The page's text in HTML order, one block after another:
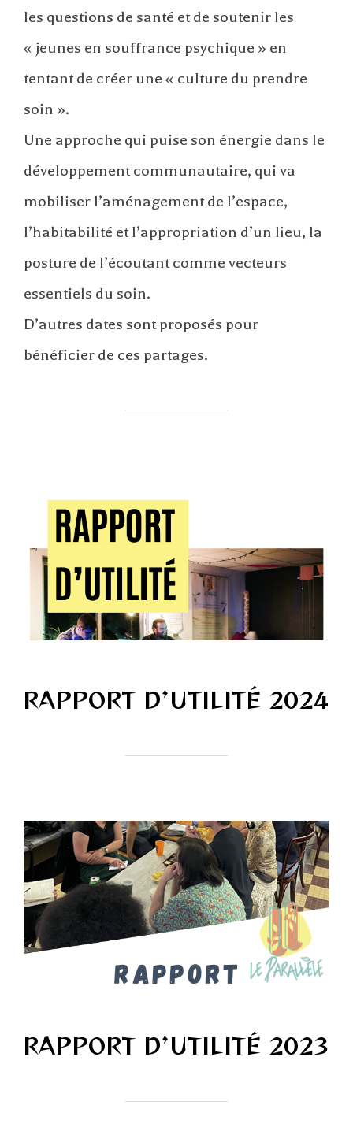
les questions de santé et de soutenir les
« jeunes en souffrance psychique » en
tentant de créer une « culture du prendre
soin ».
Une approche qui puise son énergie dans le
développement communautaire, qui va
mobiliser l’aménagement de l’espace,
l’habitabilité et l’appropriation d’un lieu, la
posture de l’écoutant comme vecteurs
essentiels du soin.
D’autres dates sont proposés pour
bénéficier de ces partages.
RAPPORT D’UTILITÉ 2024
RAPPORT D’UTILITÉ 2023